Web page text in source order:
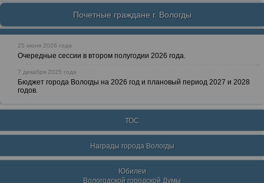
Почетные граждане г. Вологды
25 июня 2026 года
Очередные сессии в втором полугодии 2026 года.
7 декабря 2025 года
Бюджет города Вологды на 2026 год и плановый период 2027 и 2028
годов.
ТОС
Награды города Вологды
Юбилеи
Вологодской городской Думы